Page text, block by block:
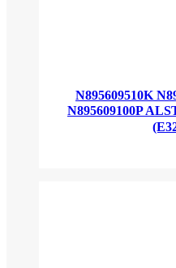
N895609510K
N895609100P